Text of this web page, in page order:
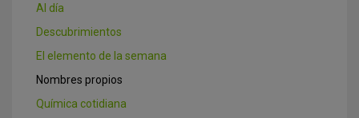
Al día
Descubrimientos
El elemento de la semana
Nombres propios
Química cotidiana